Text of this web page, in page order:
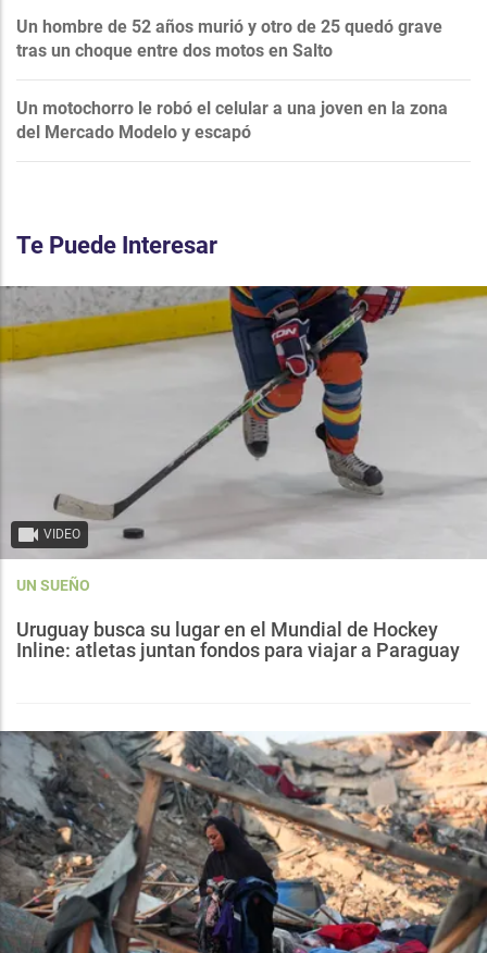
Un hombre de 52 años murió y otro de 25 quedó grave
tras un choque entre dos motos en Salto
Un motochorro le robó el celular a una joven en la zona
del Mercado Modelo y escapó
Te Puede Interesar
VIDEO
UN SUEÑO
Uruguay busca su lugar en el Mundial de Hockey
Inline: atletas juntan fondos para viajar a Paraguay